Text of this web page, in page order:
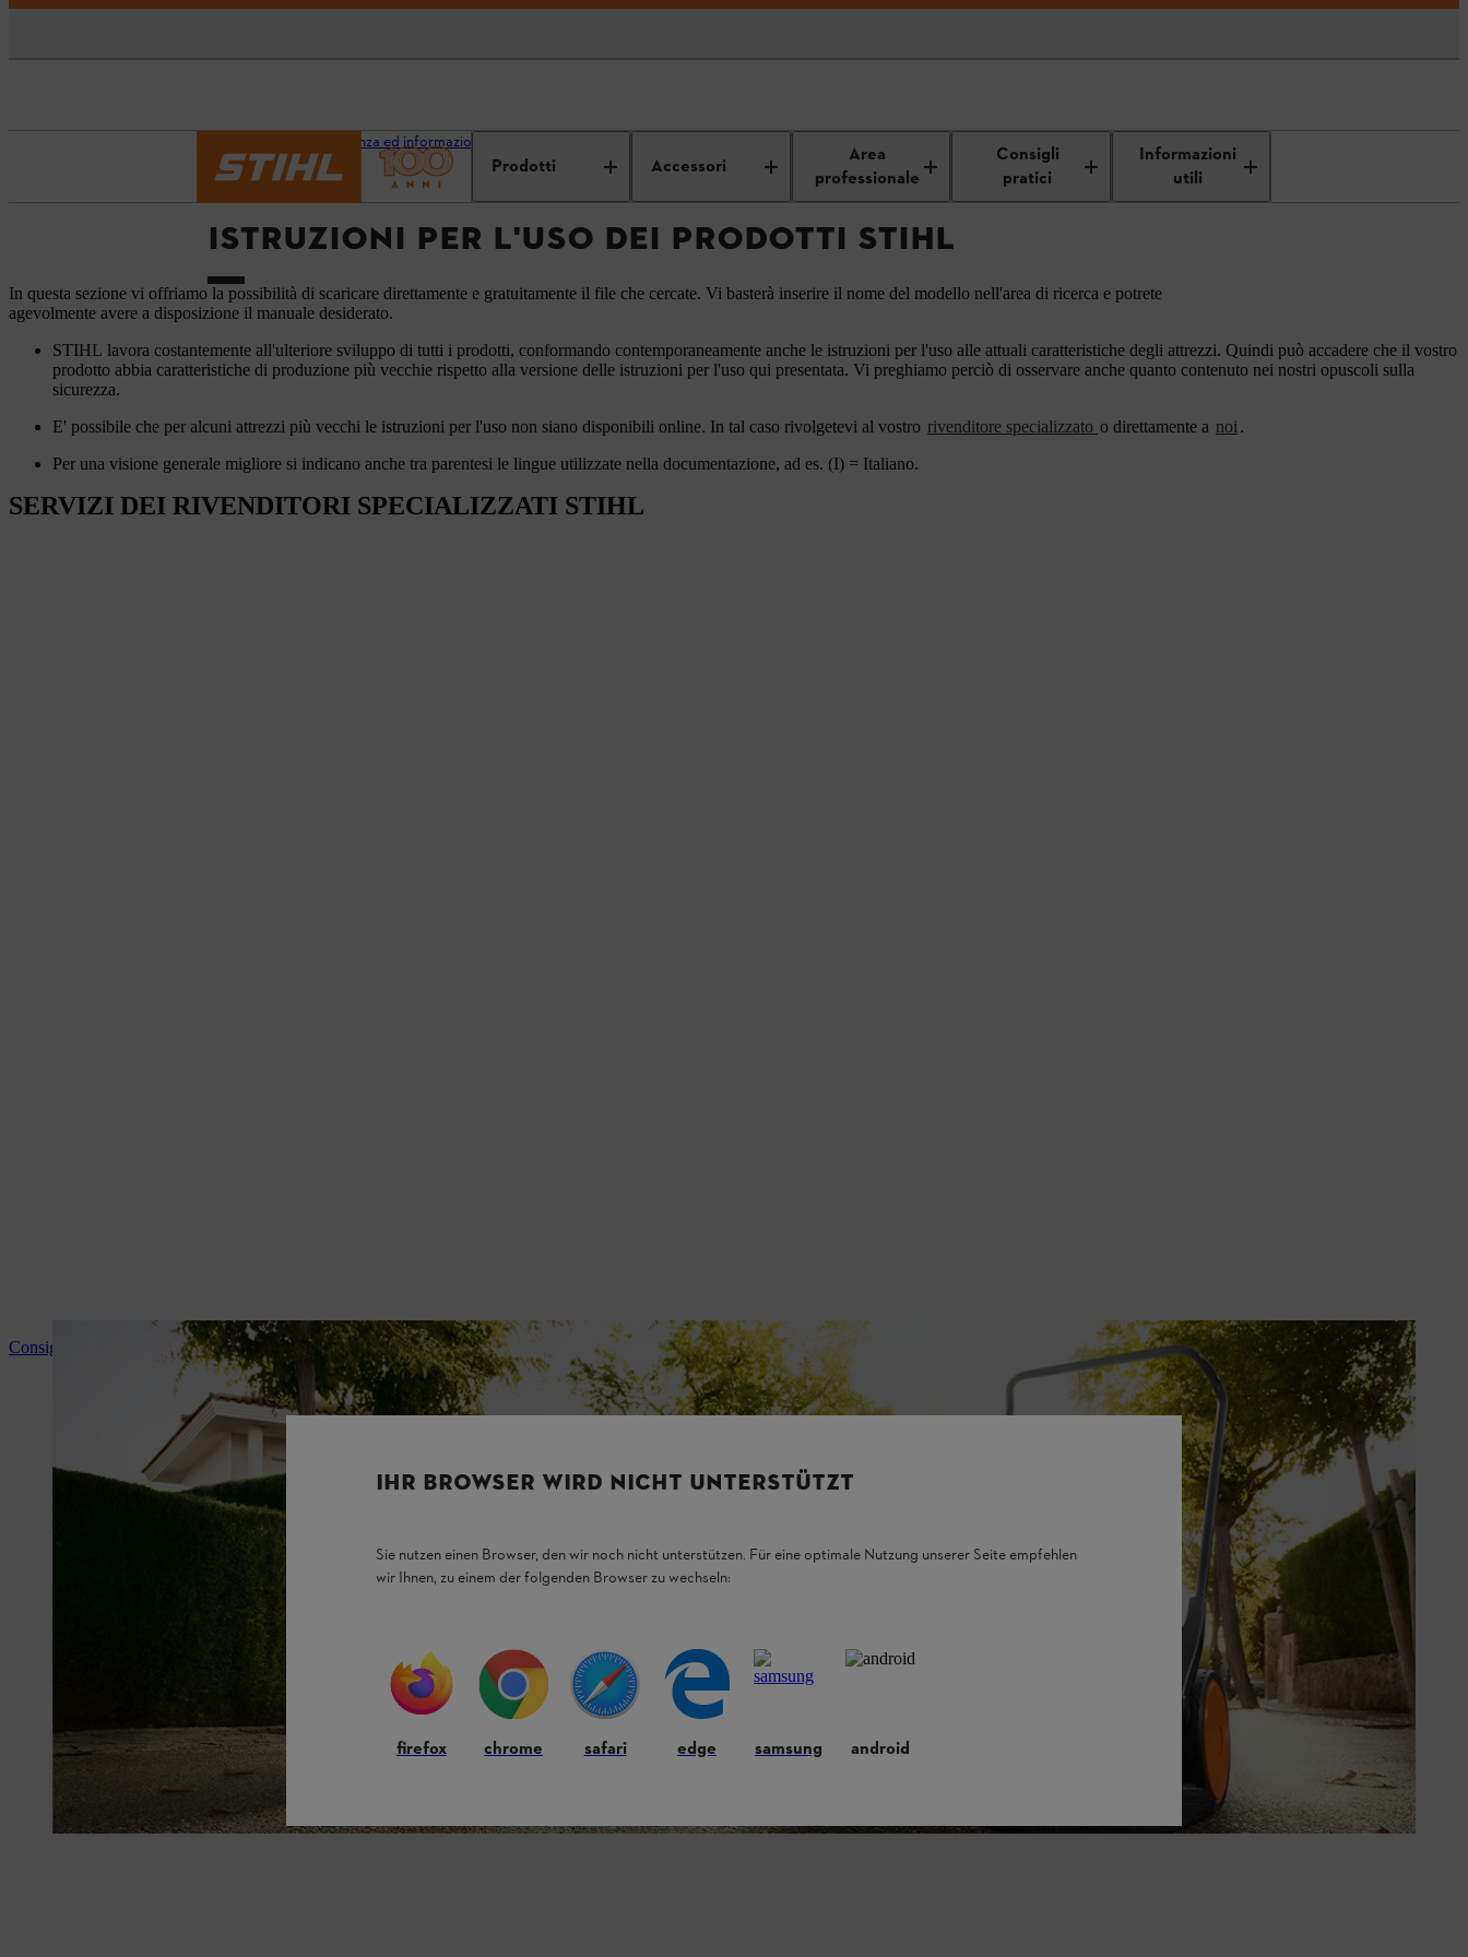
Prodotti Accessori
Area
professionale
Consigli
pratici
Informazioni
utili
Assistenza ed informazioni
ISTRUZIONI PER L'USO DEI PRODOTTI STIHL
In questa sezione vi offriamo la possibilità di scaricare direttamente e gratuitamente il file che cercate. Vi basterà inserire il nome del modello nell'area di ricerca e potrete
agevolmente avere a disposizione il manuale desiderato.
STIHL lavora costantemente all'ulteriore sviluppo di tutti i prodotti, conformando contemporaneamente anche le istruzioni per l'uso alle attuali caratteristiche degli attrezzi. Quindi può accadere che il vostro
prodotto abbia caratteristiche di produzione più vecchie rispetto alla versione delle istruzioni per l'uso qui presentata. Vi preghiamo perciò di osservare anche quanto contenuto nei nostri opuscoli sulla
sicurezza.
E' possibile che per alcuni attrezzi più vecchi le istruzioni per l'uso non siano disponibili online. In tal caso rivolgetevi al vostro rivenditore specializzato o direttamente a noi .
Per una visione generale migliore si indicano anche tra parentesi le lingue utilizzate nella documentazione, ad es. (I) = Italiano.
SERVIZI DEI RIVENDITORI SPECIALIZZATI STIHL
Consigli e informazioni sui prodotti
IHR BROWSER WIRD NICHT UNTERSTÜTZT
Sie nutzen einen Browser, den wir noch nicht unterstützen. Für eine optimale Nutzung unserer Seite empfehlen
wir Ihnen, zu einem der folgenden Browser zu wechseln:
firefox chrome safari edge samsung android